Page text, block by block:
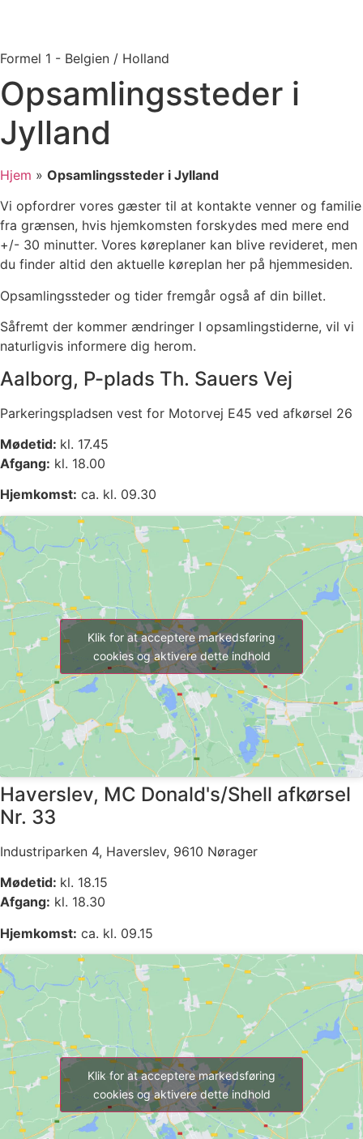
Formel 1 - Belgien / Holland
Opsamlingssteder i
Jylland
Hjem » Opsamlingssteder i Jylland
Vi opfordrer vores gæster til at kontakte venner og familie
fra grænsen, hvis hjemkomsten forskydes med mere end
+/- 30 minutter. Vores køreplaner kan blive revideret, men
du finder altid den aktuelle køreplan her på hjemmesiden.
Opsamlingssteder og tider fremgår også af din billet.
Såfremt der kommer ændringer I opsamlingstiderne, vil vi
naturligvis informere dig herom.
Aalborg, P-plads Th. Sauers Vej
Parkeringspladsen vest for Motorvej E45 ved afkørsel 26
Mødetid: kl. 17.45
Afgang: kl. 18.00
Hjemkomst: ca. kl. 09.30
Klik for at acceptere markedsføring
cookies og aktivere dette indhold
Haverslev, MC Donald's/Shell afkørsel
Nr. 33
Industriparken 4, Haverslev, 9610 Nørager
Mødetid: kl. 18.15
Afgang: kl. 18.30
Hjemkomst: ca. kl. 09.15
Klik for at acceptere markedsføring
cookies og aktivere dette indhold